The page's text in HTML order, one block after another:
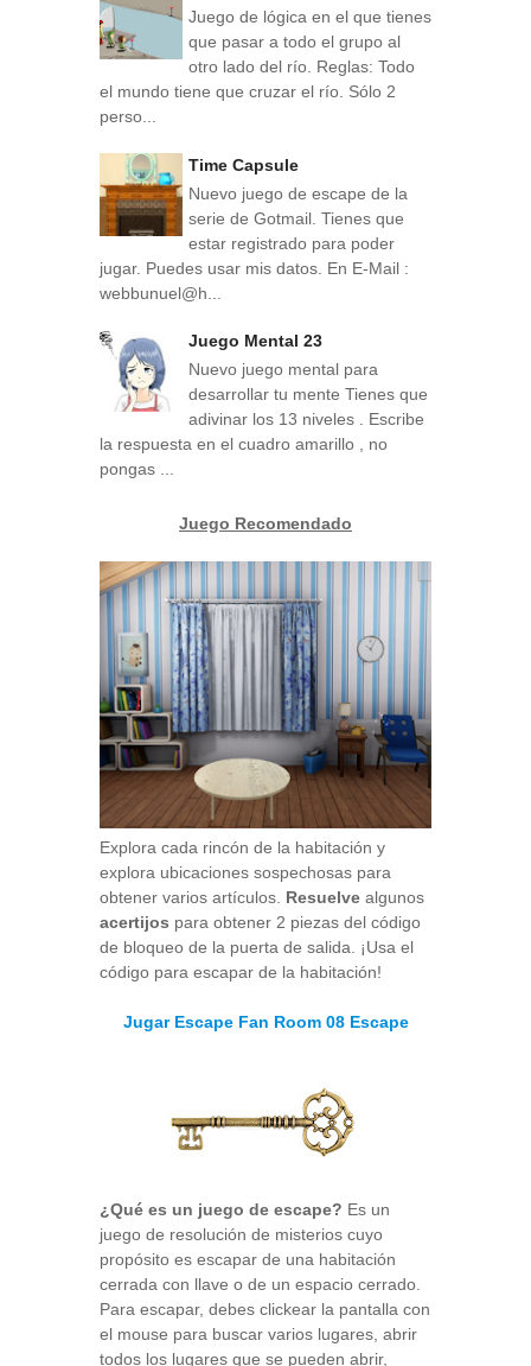
Juego de lógica en el que tienes
que pasar a todo el grupo al
otro lado del río. Reglas: Todo
el mundo tiene que cruzar el río. Sólo 2
perso...
Time Capsule
Nuevo juego de escape de la
serie de Gotmail. Tienes que
estar registrado para poder
jugar. Puedes usar mis datos. En E-Mail :
webbunuel@h...
Juego Mental 23
Nuevo juego mental para
desarrollar tu mente Tienes que
adivinar los 13 niveles . Escribe
la respuesta en el cuadro amarillo , no
pongas ...
Juego Recomendado
Explora cada rincón de la habitación y
explora ubicaciones sospechosas para
obtener varios artículos. Resuelve algunos
acertijos para obtener 2 piezas del código
de bloqueo de la puerta de salida. ¡Usa el
código para escapar de la habitación!
Jugar Escape Fan Room 08 Escape
¿Qué es un juego de escape? Es un
juego de resolución de misterios cuyo
propósito es escapar de una habitación
cerrada con llave o de un espacio cerrado.
Para escapar, debes clickear la pantalla con
el mouse para buscar varios lugares, abrir
todos los lugares que se pueden abrir,